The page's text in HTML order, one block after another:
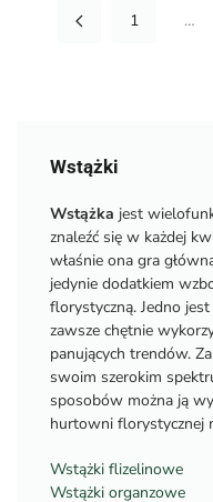
1 …
Wstążki
Wstążka jest
znaleźć się w każdej
właśnie ona gra
jedynie dodatkiem
florystyczną. Jedno
zawsze chętnie
panujących trendów.
swoim szerokim
sposobów można ją
hurtowni florystycznej
Wstążki flizelinowe
Wstążki organzowe